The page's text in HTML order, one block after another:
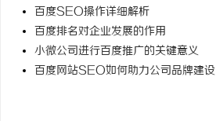
百度SEO操作详细解析
百度排名对企业发展的作用
小微公司进行百度推广的关键意义
百度网站SEO如何助力公司品牌建设